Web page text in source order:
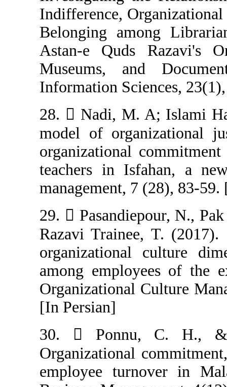
Indifference,
Belonging
Astan-e Quds
Museums,
Information
28.  Nadi, M.
model of
organizational
teachers in
management, 7
29. 
Razavi
organizational
among
Organizational
30. 
Organizational
employee